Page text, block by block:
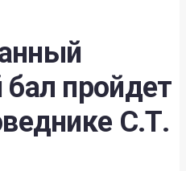
пройдет
С.Т.